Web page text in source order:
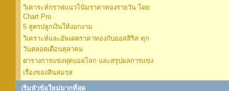
วิเคาระห์กราฟแนวโน้มราคาทองรายวัน โดย
Chart Pro
5 สูตรปลูกเงินให้งอกงาม
วิเคราะห์และอัพเดตราคาทองกับออสสิริส ทุก
วันตลอดเดือนตุลาคม
ตารางการแข่งฟุตบอลโลก และสรุปผลการแข่ง
เรื่องของสินสมรส
เริ่มหัวข้อใหม่มากที่สุด